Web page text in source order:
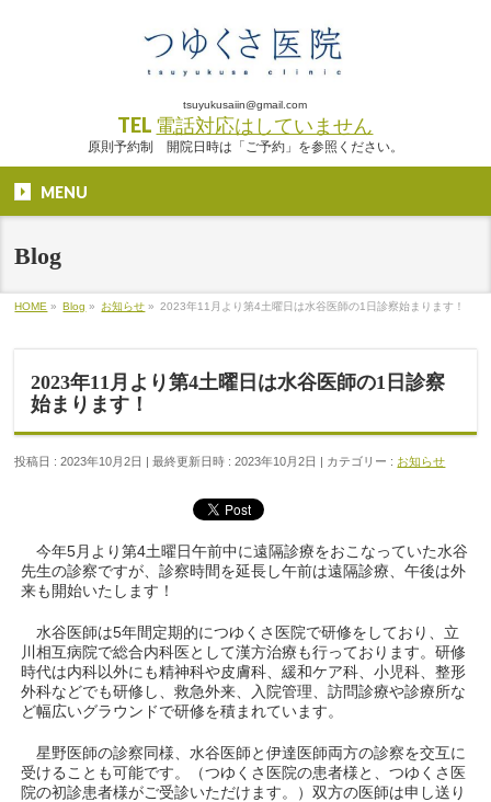
tsuyukusaiin@gmail.com
TEL 電話対応はしていません
原則予約制 開院日時は「ご予約」を参照ください。
MENU
Blog
HOME » Blog » お知らせ » 2023年11月より第4土曜日は水谷医師の1日診察始まります！
2023年11月より第4土曜日は水谷医師の1日診察
始まります！
投稿日 : 2023年10月2日 最終更新日時 : 2023年10月2日 カテゴリー : お知らせ
今年5月より第4土曜日午前中に遠隔診療をおこなっていた水谷
先生の診察ですが、診察時間を延長し午前は遠隔診療、午後は外
来も開始いたします！
水谷医師は5年間定期的につゆくさ医院で研修をしており、立
川相互病院で総合内科医として漢方治療も行っております。研修
時代は内科以外にも精神科や皮膚科、緩和ケア科、小児科、整形
外科などでも研修し、救急外来、入院管理、訪問診療や診療所な
ど幅広いグラウンドで研修を積まれています。
星野医師の診察同様、水谷医師と伊達医師両方の診察を交互に
受けることも可能です。（つゆくさ医院の患者様と、つゆくさ医
院の初診患者様がご受診いただけます。）双方の医師は申し送り